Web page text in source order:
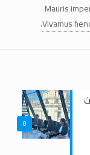
Mauris
Vivamus
0